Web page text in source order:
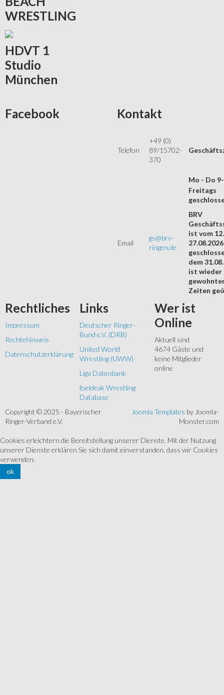
WRESTLING
HDVT 1
Studio
München
Facebook Kontakt
Telefon
+49 (0)
89/15702-
370
Mo - Do
Email
gs@brv-
ringen.de
Freitags
BRV
ist vom
27.08.2026
dem
ist wieder
Zeiten
Rechtliches
Impressum
Rechtehinweis
Datenschutzerklärung
Links
Deutscher Ringer-
Bund e.V. (DRB)
United World
Wrestling (UWW)
Liga Datenbank
foeldeak Wrestling
Database
Wer ist
Online
Aktuell sind
4674 Gäste und
keine Mitglieder
online
Copyright © 2025 - Bayerischer
Ringer-Verband e.V.
Joomla Templates by Joomla-
Monster.com
Cookies erleichtern die Bereitstellung unserer Dienste. Mit der Nutzung
unserer Dienste erklären Sie sich damit einverstanden, dass wir Cookies
verwenden.
ok